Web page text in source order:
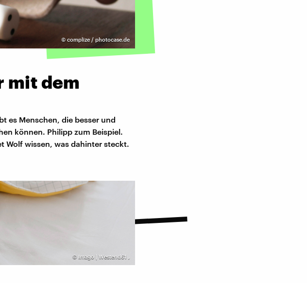
© complize / photocase.de
mit dem
es Menschen, die besser und
können. Philipp zum Beispiel.
Wolf wissen, was dahinter steckt.
© Imago | Westend61 ,